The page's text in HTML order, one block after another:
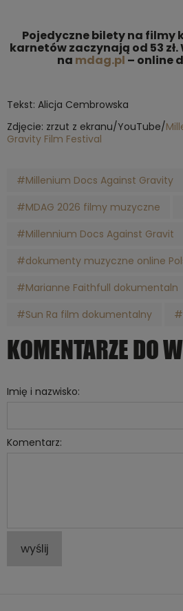
Pojedyczne bilety na filmy
karnetów zaczynają od 53
na mdag.pl – online
Tekst: Alicja Cembrowska
Zdjęcie: zrzut z ekranu/YouTube/
Gravity Film Festival
#Millenium Docs Against Gravity
#MDAG 2026 filmy muzyczne
#Millennium Docs Against Gravit
#dokumenty muzyczne online
#Marianne Faithfull dokumentaln
#Sun Ra film dokumentalny
KOMENTARZE DO
Imię i nazwisko:
Komentarz:
wyślij